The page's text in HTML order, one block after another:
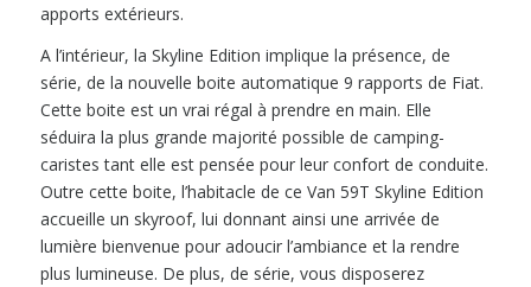
apports extérieurs.
A l’intérieur, la Skyline Edition implique la présence, de
série, de la nouvelle boite automatique 9 rapports de Fiat.
Cette boite est un vrai régal à prendre en main. Elle
séduira la plus grande majorité possible de camping-
caristes tant elle est pensée pour leur confort de conduite.
Outre cette boite, l’habitacle de ce Van 59T Skyline Edition
accueille un skyroof, lui donnant ainsi une arrivée de
lumière bienvenue pour adoucir l’ambiance et la rendre
plus lumineuse. De plus, de série, vous disposerez